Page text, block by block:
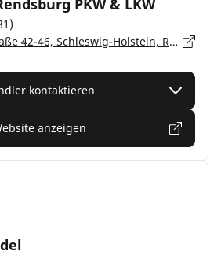
PKW & LKW
Friedrichstädter Straße 42-46, Schleswig-Holstein, Rendsburg - 24768
kontaktieren
anzeigen